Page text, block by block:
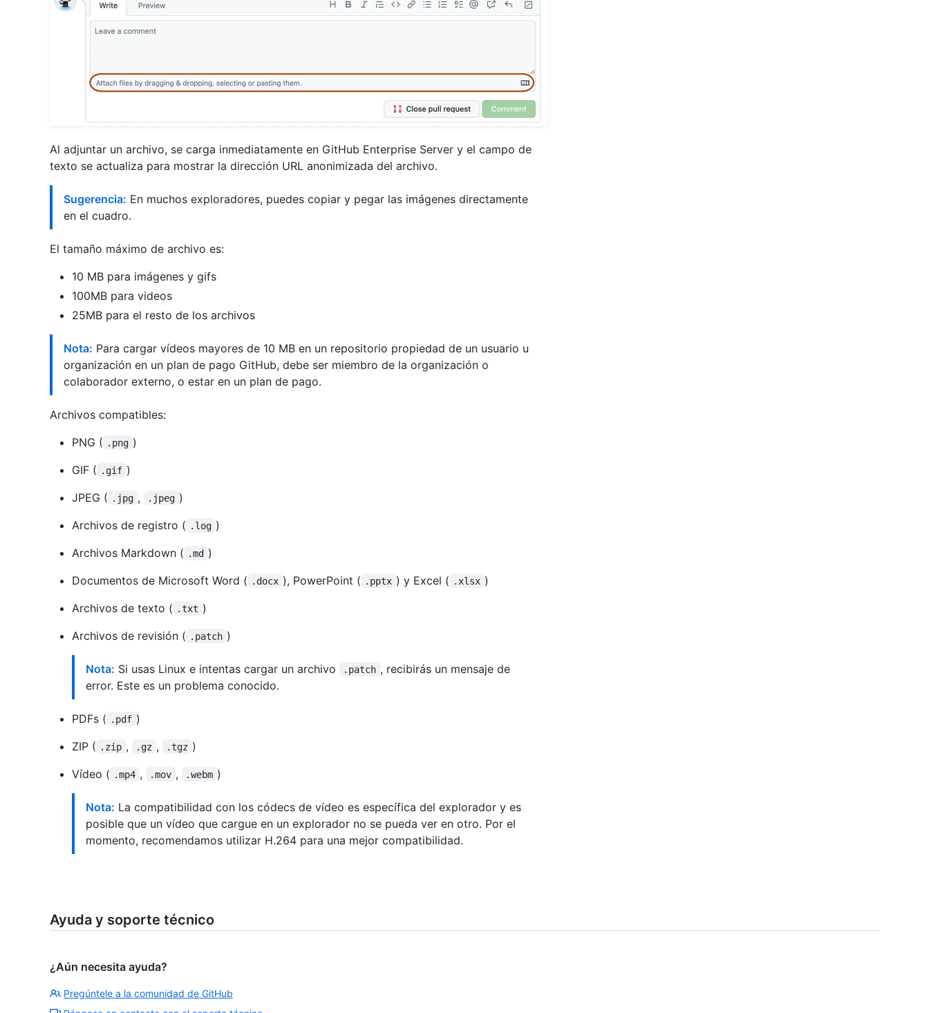
Al adjuntar un archivo, se carga inmediatamente en GitHub Enterprise Server y el campo de
texto se actualiza para mostrar la dirección URL anonimizada del archivo.
Sugerencia: En muchos exploradores, puedes copiar y pegar las imágenes directamente
en el cuadro.
El tamaño máximo de archivo es:
10 MB para imágenes y gifs
100MB para videos
25MB para el resto de los archivos
Nota: Para cargar vídeos mayores de 10 MB en un repositorio propiedad de un usuario u
organización en un plan de pago GitHub, debe ser miembro de la organización o
colaborador externo, o estar en un plan de pago.
Archivos compatibles:
PNG ( .png )
GIF ( .gif )
JPEG ( .jpg , .jpeg )
Archivos de registro ( .log )
Archivos Markdown ( .md )
Documentos de Microsoft Word ( .docx ), PowerPoint ( .pptx ) y Excel ( .xlsx )
Archivos de texto ( .txt )
Archivos de revisión ( .patch )
Nota: Si usas Linux e intentas cargar un archivo .patch , recibirás un mensaje de
error. Este es un problema conocido.
PDFs ( .pdf )
ZIP ( .zip , .gz , .tgz )
Vídeo ( .mp4 , .mov , .webm )
Nota: La compatibilidad con los códecs de vídeo es específica del explorador y es
posible que un vídeo que cargue en un explorador no se pueda ver en otro. Por el
momento, recomendamos utilizar H.264 para una mejor compatibilidad.
Ayuda y soporte técnico
¿Aún necesita ayuda?
Pregúntele a la comunidad de GitHub